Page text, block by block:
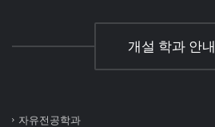
개설 학과 안내
자유전공학과